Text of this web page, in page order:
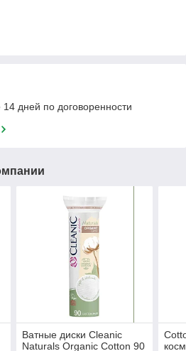
14 дней по договоренности
Ватные диски Cleanic
Naturals Organic Cotton 90